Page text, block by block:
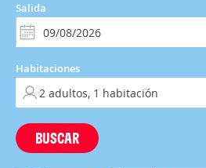
Salida
Habitaciones
BUSCAR